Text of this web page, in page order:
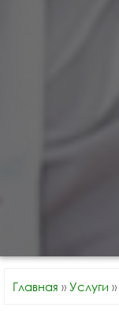
Главная » Услуги »